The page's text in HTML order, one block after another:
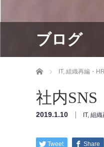
ブログ
ホーム IT, 組織再編・HR
社内
2019.1.10 IT, 組織
Tweet Share